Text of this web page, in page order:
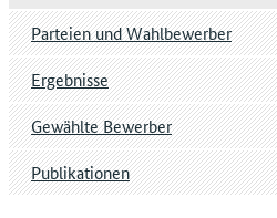
Parteien und Wahlbewerber
Ergebnisse
Gewählte Bewerber
Publikationen